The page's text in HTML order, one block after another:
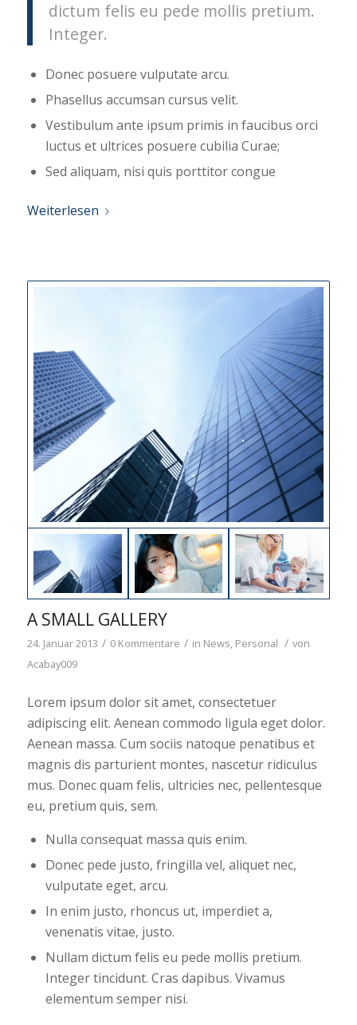
dictum felis eu pede mollis pretium.
Integer.
Donec posuere vulputate arcu.
Phasellus accumsan cursus velit.
Vestibulum ante ipsum primis in faucibus orci
luctus et ultrices posuere cubilia Curae;
Sed aliquam, nisi quis porttitor congue
Weiterlesen
A SMALL GALLERY
24. Januar 2013 / 0 Kommentare / in News, Personal / von
Acabay009
Lorem ipsum dolor sit amet, consectetuer
adipiscing elit. Aenean commodo ligula eget dolor.
Aenean massa. Cum sociis natoque penatibus et
magnis dis parturient montes, nascetur ridiculus
mus. Donec quam felis, ultricies nec, pellentesque
eu, pretium quis, sem.
Nulla consequat massa quis enim.
Donec pede justo, fringilla vel, aliquet nec,
vulputate eget, arcu.
In enim justo, rhoncus ut, imperdiet a,
venenatis vitae, justo.
Nullam dictum felis eu pede mollis pretium.
Integer tincidunt. Cras dapibus. Vivamus
elementum semper nisi.